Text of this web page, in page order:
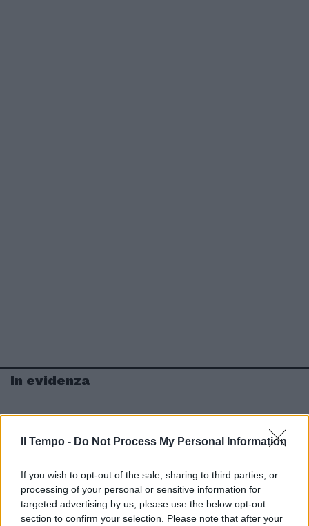
Il Tempo - Do Not Process My Personal Information
If you wish to opt-out of the sale, sharing to third parties, or
processing of your personal or sensitive information for
targeted advertising by us, please use the below opt-out
section to confirm your selection. Please note that after your
In evidenza